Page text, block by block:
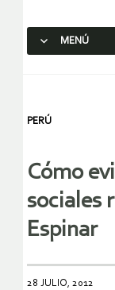
MENÚ
PERÚ
Cómo
sociales
Espinar
28 JULIO, 2012